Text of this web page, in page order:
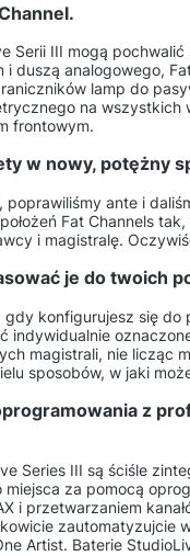
Serii III mogą
duszą analogowego,
lamp do
na wszystkich
frontowym.
w nowy, potężny
poprawiliśmy ante i
Fat Channels
i magistralę.
je do twoich
konfigurujesz się
indywidualnie
magistrali, nie
sposobów, w jaki
z
Series III są ściśle
za pomocą
i przetwarzaniem
Artist. Baterie